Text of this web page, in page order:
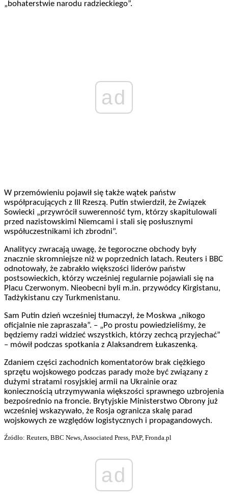
„bohaterstwie narodu radzieckiego”.
ad
W przemówieniu pojawił się także wątek państw
współpracujących z III Rzeszą. Putin stwierdził, że Związek
Sowiecki „przywrócił suwerenność tym, którzy skapitulowali
przed nazistowskimi Niemcami i stali się posłusznymi
współuczestnikami ich zbrodni”.
Analitycy zwracają uwagę, że tegoroczne obchody były
znacznie skromniejsze niż w poprzednich latach. Reuters i BBC
odnotowały, że zabrakło większości liderów państw
postsowieckich, którzy wcześniej regularnie pojawiali się na
Placu Czerwonym. Nieobecni byli m.in. przywódcy Kirgistanu,
Tadżykistanu czy Turkmenistanu.
Sam Putin dzień wcześniej tłumaczył, że Moskwa „nikogo
oficjalnie nie zapraszała”. – „Po prostu powiedzieliśmy, że
będziemy radzi widzieć wszystkich, którzy zechcą przyjechać”
– mówił podczas spotkania z Alaksandrem Łukaszenką.
Zdaniem części zachodnich komentatorów brak ciężkiego
sprzętu wojskowego podczas parady może być związany z
dużymi stratami rosyjskiej armii na Ukrainie oraz
koniecznością utrzymywania większości sprawnego uzbrojenia
bezpośrednio na froncie. Brytyjskie Ministerstwo Obrony już
wcześniej wskazywało, że Rosja ogranicza skalę parad
wojskowych ze względów logistycznych i propagandowych.
Źródło: Reuters, BBC News, Associated Press, PAP, Fronda.pl
ad